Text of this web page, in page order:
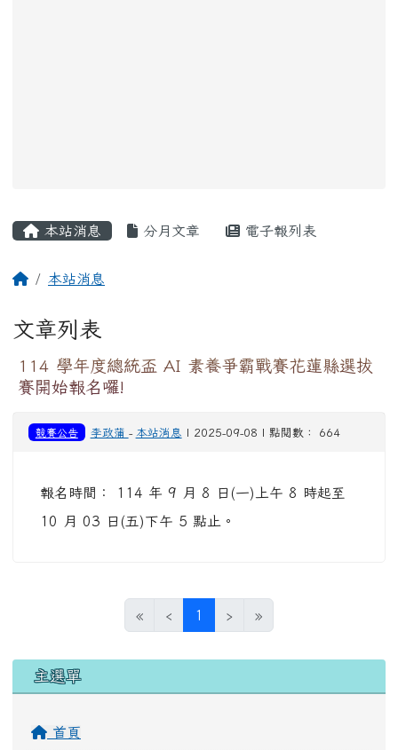
本站消息 分月文章 電子報列表
回首頁本站消息
文章列表
114 學年度總統盃 AI 素養爭霸戰賽花蓮縣選拔
賽開始報名囉!
競賽公告 李政蒲 - 本站消息 | 2025-09-08 | 點閱數： 664
報名時間： 114 年 9 月 8 日(一)上午 8 時起至
10 月 03 日(五)下午 5 點止。
« ‹ 1 (目前頁次)
› »
左邊區域內容
主選單
首頁